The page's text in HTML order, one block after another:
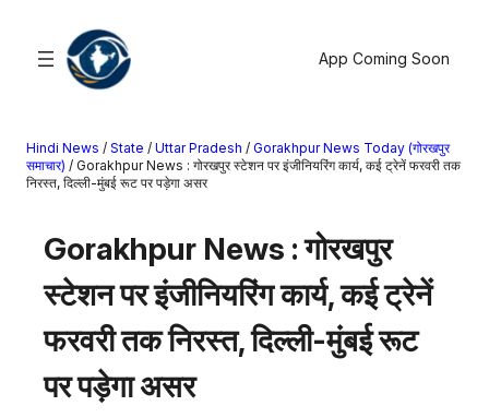
खोजें
खेल
राज्य
आस्था
राष्ट्रीय
व्यापार
करियर
App Coming Soon
Hindi News / State / Uttar Pradesh / Gorakhpur News Today (गोरखपुर
समाचार) / Gorakhpur News : गोरखपुर स्टेशन पर इंजीनियरिंग कार्य, कई ट्रेनें फरवरी तक
निरस्त, दिल्ली-मुंबई रूट पर पड़ेगा असर
Gorakhpur News : गोरखपुर
स्टेशन पर इंजीनियरिंग कार्य, कई ट्रेनें
फरवरी तक निरस्त, दिल्ली-मुंबई रूट
पर पड़ेगा असर